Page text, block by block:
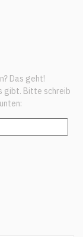
Das geht!
gibt. Bitte schreib